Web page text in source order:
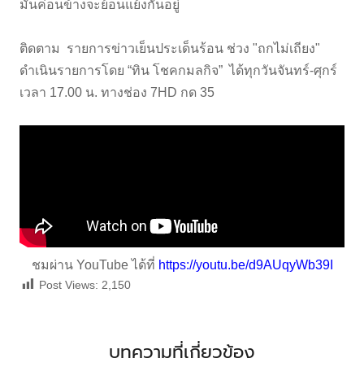
มันค่อนข้างจะย้อนแย้งกันอยู่
ติดตาม รายการข่าวเย็นประเด็นร้อน ช่วง "ถกไม่เถียง"
ดำเนินรายการโดย “ทิน โชคกมลกิจ” ได้ทุกวันจันทร์-ศุกร์
เวลา 17.00 น. ทางช่อง 7HD กด 35
ชมผ่าน YouTube ได้ที่ https://youtu.be/d9AUqyWb39I
Post Views: 2,150
บทความที่เกี่ยวข้อง